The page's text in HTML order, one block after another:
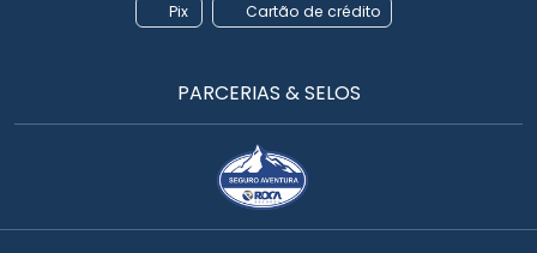
Pix Cartão de crédito
PARCERIAS & SELOS